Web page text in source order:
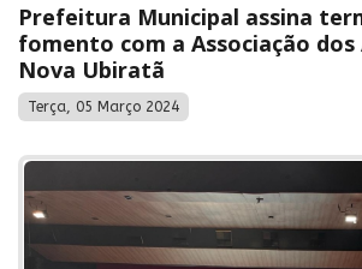
Prefeitura Municipal assina
fomento com a Associação dos
Nova Ubiratã
Terça, 05 Março 2024